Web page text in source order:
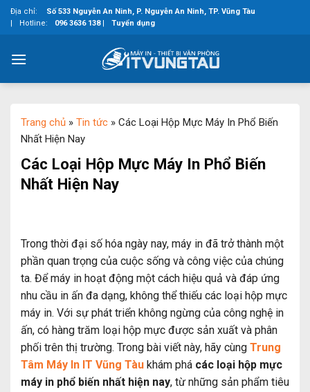
SkipĐịa chỉ:
Số 533 Nguyễn An Ninh, P. Nguyễn An Ninh, TP. Vũng Tàu
|
Hotline: 096 3636 138 | Tuyển dụng
Trang chủ » Tin tức » Các Loại Hộp Mực Máy In Phổ Biến
Nhất Hiện Nay
Các Loại Hộp Mực Máy In Phổ Biến
Nhất Hiện Nay
Trong thời đại số hóa ngày nay, máy in đã trở thành một
phần quan trọng của cuộc sống và công việc của chúng
ta. Để máy in hoạt động một cách hiệu quả và đáp ứng
nhu cầu in ấn đa dạng, không thể thiếu các loại hộp mực
máy in. Với sự phát triển không ngừng của công nghệ in
ấn, có hàng trăm loại hộp mực được sản xuất và phân
phối trên thị trường. Trong bài viết này, hãy cùng Trung
Tâm Máy In IT Vũng Tàu khám phá các loại hộp mực
máy in phổ biến nhất hiện nay, từ những sản phẩm tiêu